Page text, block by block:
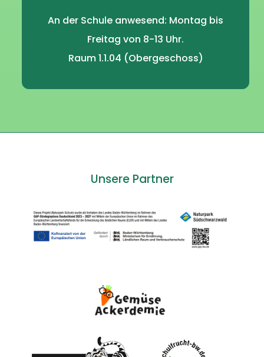
An der Schule anwesend: Montag bis
Freitag von 8-13 Uhr.
Raum 1.1.04 (Obergeschoss)
Unsere Partner